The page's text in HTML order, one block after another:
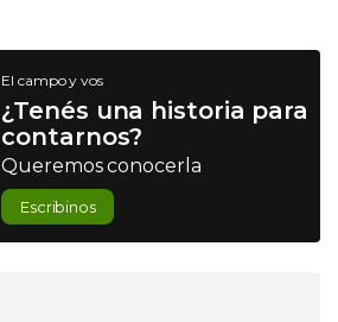
El campo y vos
¿Tenés una historia para
contarnos?
Queremos conocerla
Escribinos